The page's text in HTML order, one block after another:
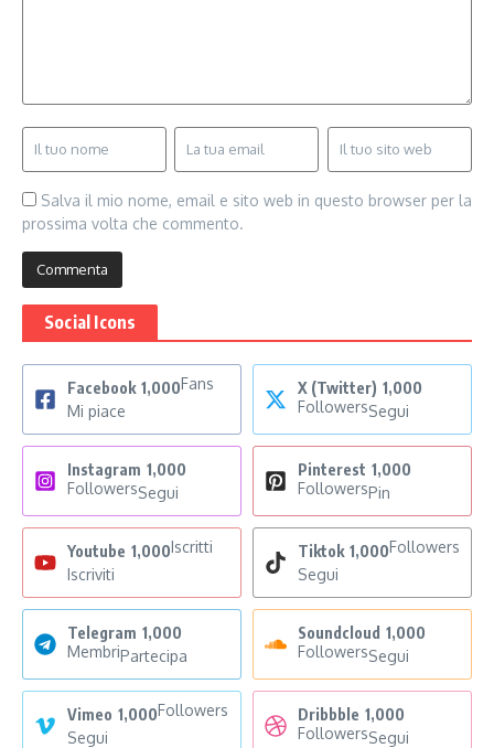
Salva il mio nome, email e sito web in questo browser per la
prossima volta che commento.
Social Icons
Facebook 1,000Fans
Mi piace
X (Twitter) 1,000
FollowersSegui
Instagram 1,000
FollowersSegui
Pinterest 1,000
FollowersPin
Youtube 1,000Iscritti
Iscriviti
Tiktok 1,000Followers
Segui
Telegram 1,000
MembriPartecipa
Soundcloud 1,000
FollowersSegui
Vimeo 1,000Followers
Segui
Dribbble 1,000
FollowersSegui